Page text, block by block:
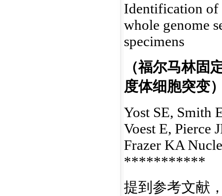
Identification of
whole genome
specimens
（福尔马林固
度体细胞突变
Yost SE, Smith
Voest E, Pierce
Frazer KA
***********
提到参考文献